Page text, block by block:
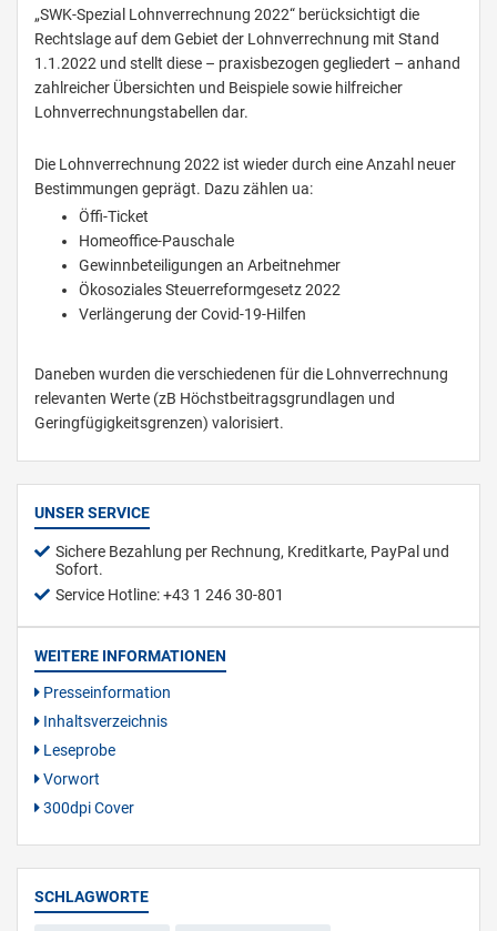
„SWK-Spezial Lohnverrechnung 2022“ berücksichtigt die
Rechtslage auf dem Gebiet der Lohnverrechnung mit Stand
1.1.2022 und stellt diese – praxisbezogen gegliedert – anhand
zahlreicher Übersichten und Beispiele sowie hilfreicher
Lohnverrechnungstabellen dar.
Die Lohnverrechnung 2022 ist wieder durch eine Anzahl neuer
Bestimmungen geprägt. Dazu zählen ua:
Öffi-Ticket
Homeoffice-Pauschale
Gewinnbeteiligungen an Arbeitnehmer
Ökosoziales Steuerreformgesetz 2022
Verlängerung der Covid-19-Hilfen
Daneben wurden die verschiedenen für die Lohnverrechnung
relevanten Werte (zB Höchstbeitragsgrundlagen und
Geringfügigkeitsgrenzen) valorisiert.
UNSER SERVICE
Sichere Bezahlung per Rechnung, Kreditkarte, PayPal und
Sofort.
Service Hotline: +43 1 246 30-801
WEITERE INFORMATIONEN
Presseinformation
Inhaltsverzeichnis
Leseprobe
Vorwort
300dpi Cover
SCHLAGWORTE